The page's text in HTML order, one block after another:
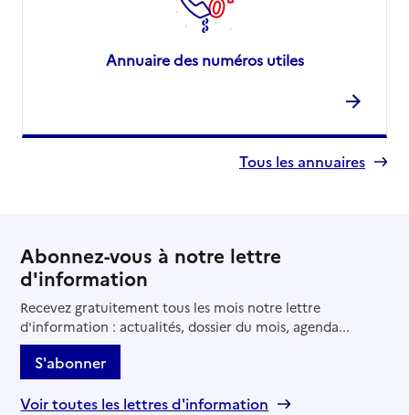
Annuaire des numéros utiles
Tous les annuaires
Abonnez-vous à notre lettre
d'information
Recevez gratuitement tous les mois notre lettre
d'information : actualités, dossier du mois, agenda...
S'abonner
Voir toutes les lettres d'information